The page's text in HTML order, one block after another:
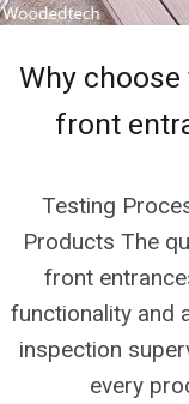
Why
front
Testing
Products The
front
functionality and
inspection
every